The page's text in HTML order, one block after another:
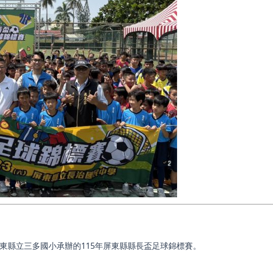
立三多國小承辦的115年屏東縣縣長盃足球錦標賽。